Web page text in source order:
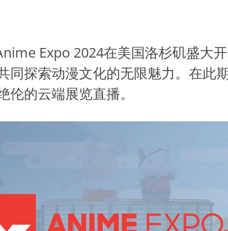
Expo 2024在美国洛杉矶盛大
同探索动漫文化的无限魅力。在
的云端展览直播。